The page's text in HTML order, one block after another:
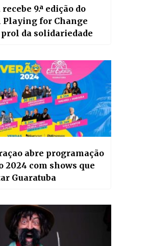
9.ª edição do
Playing for Change
da solidariedade
abre programação
2024 com shows que
Guaratuba